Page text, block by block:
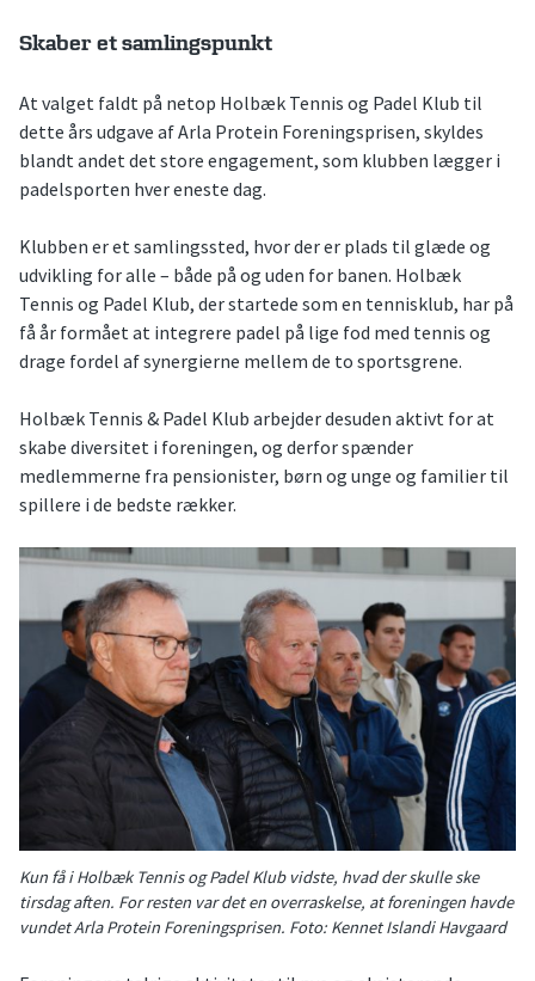
Skaber et samlingspunkt
At valget faldt på netop Holbæk Tennis og Padel Klub til
dette års udgave af Arla Protein Foreningsprisen, skyldes
blandt andet det store engagement, som klubben lægger i
padelsporten hver eneste dag.
Klubben er et samlingssted, hvor der er plads til glæde og
udvikling for alle – både på og uden for banen. Holbæk
Tennis og Padel Klub, der startede som en tennisklub, har på
få år formået at integrere padel på lige fod med tennis og
drage fordel af synergierne mellem de to sportsgrene.
Holbæk Tennis & Padel Klub arbejder desuden aktivt for at
skabe diversitet i foreningen, og derfor spænder
medlemmerne fra pensionister, børn og unge og familier til
spillere i de bedste rækker.
Kun få i Holbæk Tennis og Padel Klub vidste, hvad der skulle ske
tirsdag aften. For resten var det en overraskelse, at foreningen havde
vundet Arla Protein Foreningsprisen. Foto: Kennet Islandi Havgaard